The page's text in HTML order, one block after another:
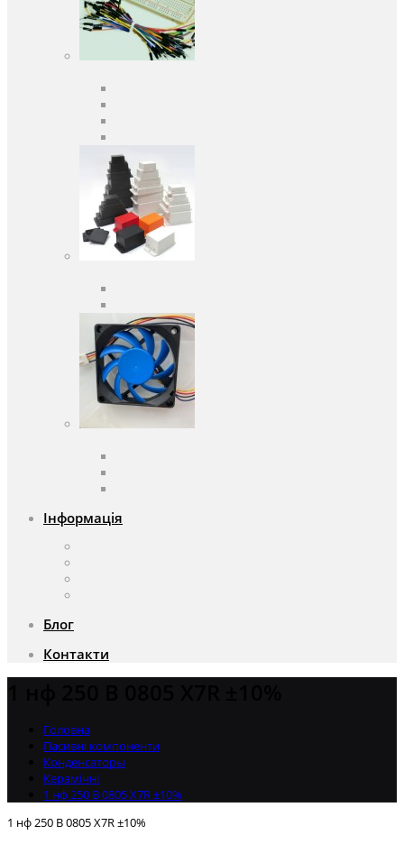
Інформація
Блог
Контакти
Головна
Пасивні компоненти
Конденсаторы
Керамічні
1 нф 250 В 0805 X7R ±10%
1 нф 250 В 0805 X7R ±10%